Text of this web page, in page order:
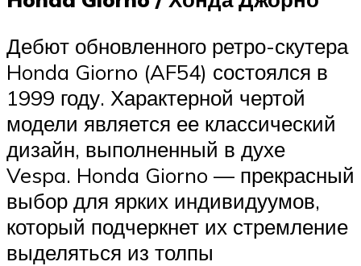
Дебют обновленного ретро-скутера
Honda Giorno (AF54) состоялся в
1999 году. Характерной чертой
модели является ее классический
дизайн, выполненный в духе
Vespa. Honda Giorno — прекрасный
выбор для ярких индивидуумов,
который подчеркнет их стремление
выделяться из толпы